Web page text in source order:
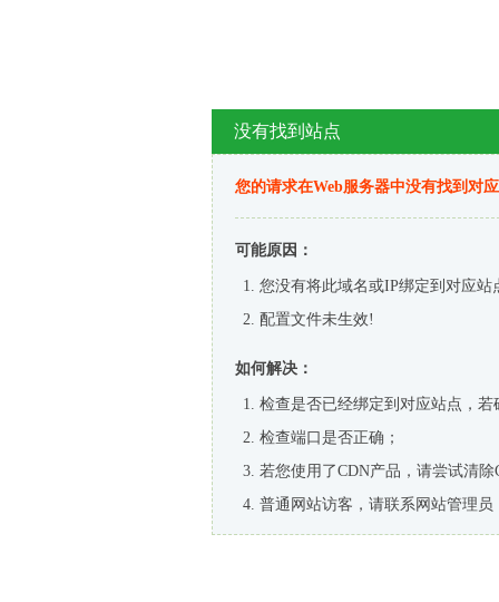
没有找到站点
您的请求在Web服务器中没有找到对
可能原因：
您没有将此域名或IP绑定到对应站
配置文件未生效!
如何解决：
检查是否已经绑定到对应站点，
检查端口是否正确；
若您使用了CDN产品，请尝试清除
普通网站访客，请联系网站管理员